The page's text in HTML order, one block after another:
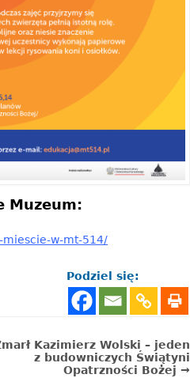
Muzeum:
w-mt-514/
Podziel się:
Kazimierz Wolski – jeden
z budowniczych Świątyni
Opatrzności Bożej →